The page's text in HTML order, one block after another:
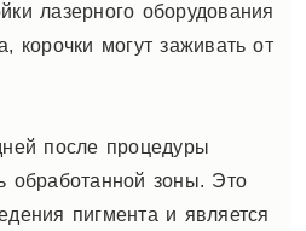
лазерного оборудования
корочки могут заживать от
после процедуры
обработанной зоны. Это
пигмента и является